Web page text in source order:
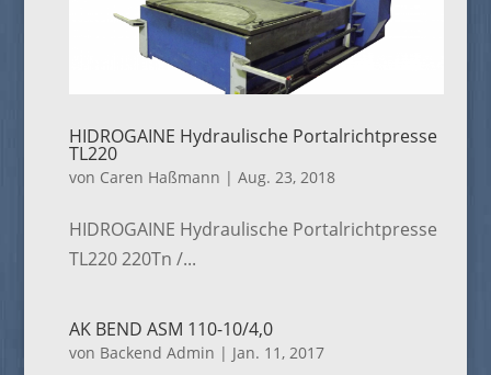
HIDROGAINE Hydraulische Portalrichtpresse
TL220
von Caren Haßmann | Aug. 23, 2018
HIDROGAINE Hydraulische Portalrichtpresse
TL220 220Tn /...
AK BEND ASM 110-10/4,0
von Backend Admin | Jan. 11, 2017